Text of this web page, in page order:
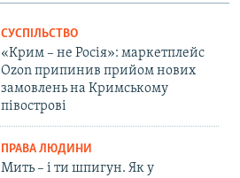
СУСПІЛЬСТВО
«Крим – не Росія»: маркетплейс
Ozon припинив прийом нових
замовлень на Кримському
півострові
ПРАВА ЛЮДИНИ
Мить – і ти шпигун. Як у